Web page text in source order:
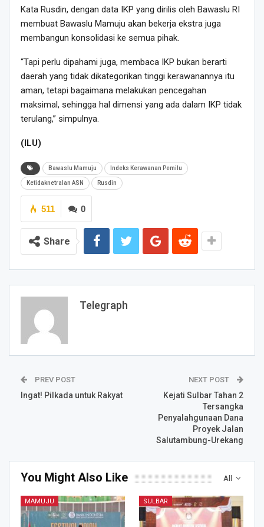
Kata Rusdin, dengan data IKP yang dirilis oleh Bawaslu RI
membuat Bawaslu Mamuju akan bekerja ekstra juga
membangun konsolidasi ke semua pihak.
“Tapi perlu dipahami juga, membaca IKP bukan berarti
daerah yang tidak dikategorikan tinggi kerawanannya itu
aman, tetapi bagaimana melakukan pencegahan
maksimal, sehingga hal dimensi yang ada dalam IKP tidak
terulang,” simpulnya.
(ILU)
Bawaslu Mamuju Indeks Kerawanan Pemilu
Ketidaknetralan ASN Rusdin
0
511
Share
Telegraph
PREV POST
Ingat! Pilkada untuk Rakyat
NEXT POST
Kejati Sulbar Tahan 2
Tersangka
Penyalahgunaan Dana
Proyek Jalan
Salutambung-Urekang
All
You Might Also Like
MAMUJU SULBAR